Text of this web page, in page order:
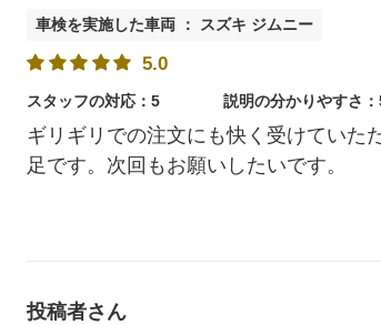
車検を実施した車両 ： スズキ ジムニー
5.0
スタッフの対応：5 説明の分かりやすさ
ギリギリでの注文にも快く受けていた
足です。次回もお願いしたいです。
投稿者さん